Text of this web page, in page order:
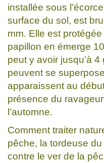
installée sous
surface du sol, est
mm. Elle est
papillon en émerge
peut y avoir jusqu’à
peuvent se
apparaissent au
présence du
l’automne.
Comment traiter
pêche, la tordeuse
contre le ver de la